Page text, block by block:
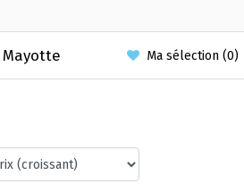
Mayotte Ma sélection (0)